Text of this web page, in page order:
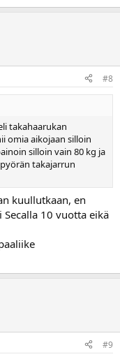
#8
takahaarukan
omia aikojaan silloin
silloin vain 80 kg ja
takajarrun
kuullutkaan, en
Secalla 10 vuotta eikä
#9